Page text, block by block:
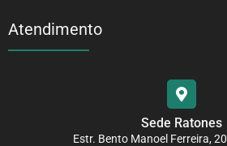
Atendimento
Sede Ratones
Estr. Bento Manoel Ferreira,